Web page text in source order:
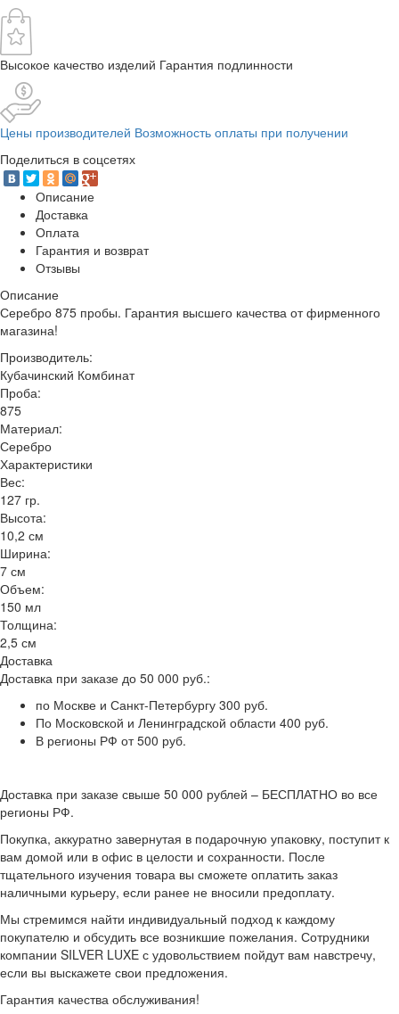
Высокое качество изделий Гарантия подлинности
Цены производителей Возможность оплаты при получении
Поделиться в соцсетях
Описание
Доставка
Оплата
Гарантия и возврат
Отзывы
Описание
Серебро 875 пробы. Гарантия высшего качества от фирменного
магазина!
Производитель:
Кубачинский Комбинат
Проба:
875
Материал:
Серебро
Характеристики
Вес:
127 гр.
Высота:
10,2 см
Ширина:
7 см
Объем:
150 мл
Толщина:
2,5 см
Доставка
Доставка при заказе до 50 000 руб.:
по Москве и Санкт-Петербургу 300 руб.
По Московской и Ленинградской области 400 руб.
В регионы РФ от 500 руб.
Доставка при заказе свыше 50 000 рублей – БЕСПЛАТНО во все
регионы РФ.
Покупка, аккуратно завернутая в подарочную упаковку, поступит к
вам домой или в офис в целости и сохранности. После
тщательного изучения товара вы сможете оплатить заказ
наличными курьеру, если ранее не вносили предоплату.
Мы стремимся найти индивидуальный подход к каждому
покупателю и обсудить все возникшие пожелания. Сотрудники
компании SILVER LUXE с удовольствием пойдут вам навстречу,
если вы выскажете свои предложения.
Гарантия качества обслуживания!